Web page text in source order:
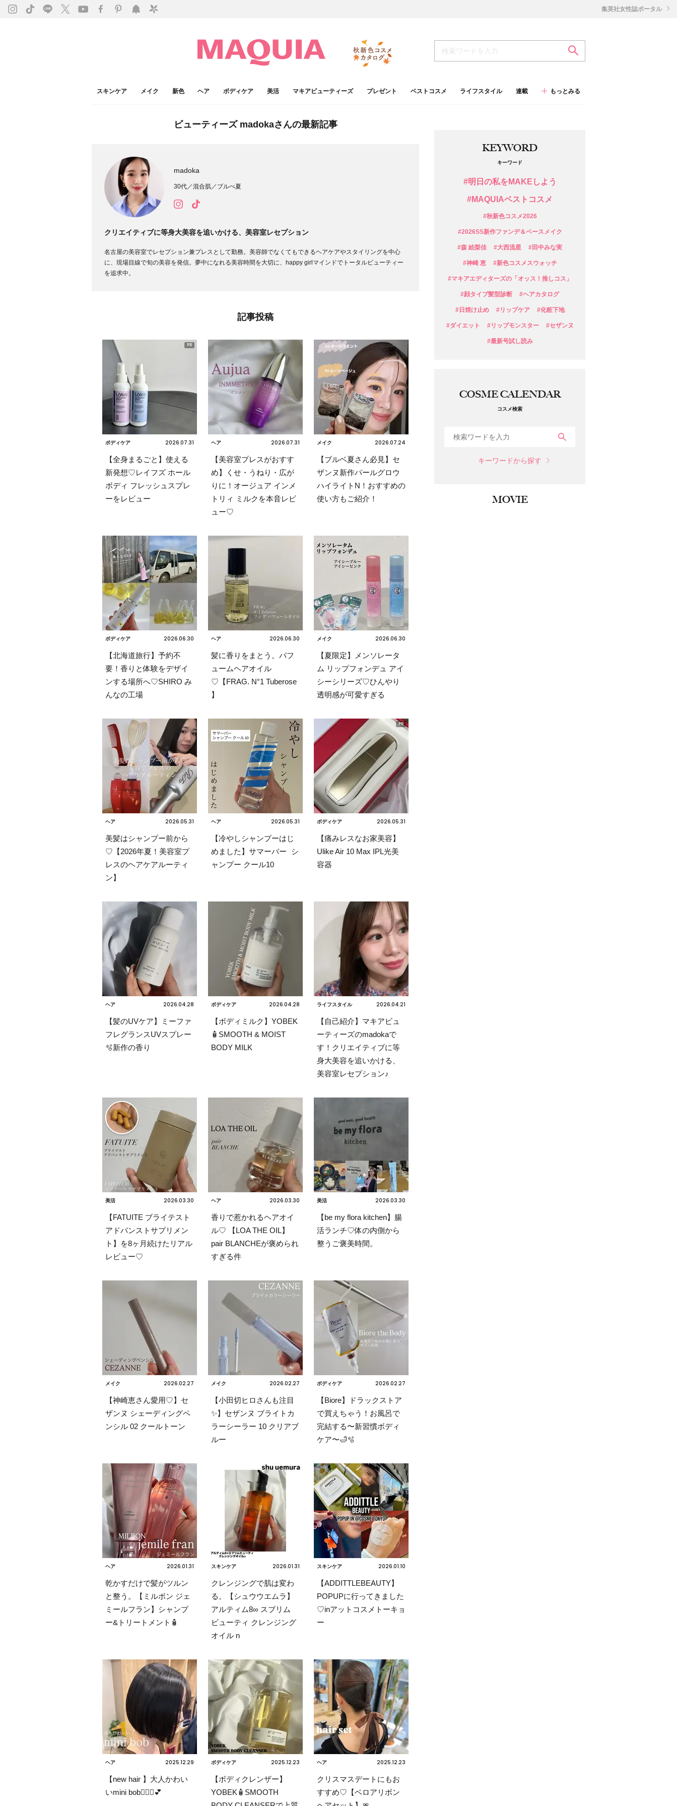
スキンケア メイク 新色 ヘア ボディケア 美活 マキアビューティーズ プレゼント ベストコスメ ライフスタイル 連載 もっとみる
集英社女性誌ポータル
ビューティーズmadokaさんの最新記事
madoka
30代／混合肌／ブルべ夏
クリエイティブに等身大美容を追いかける、美容室レセプション
名古屋の美容室でレセプション兼プレスとして勤務。美容師でなくてもできるヘアケアやスタイリングを中心
に、現場目線で旬の美容を発信。夢中になれる美容時間を大切に、happy girlマインドでトータルビューティー
を追求中。
記事投稿
ボディケア 2026.07.31
【全身まるごと】使える
新発想♡レイフズ ホール
ボディ フレッシュスプレ
ーをレビュー
ヘア 2026.07.31
【美容室プレスがおすす
め】くせ・うねり・広が
りに！オージュア インメ
トリィ ミルクを本音レビ
ュー♡
メイク 2026.07.24
【ブルベ夏さん必見】セ
ザンヌ新作パールグロウ
ハイライトN！おすすめの
使い方もご紹介！
ボディケア 2026.06.30
【北海道旅行】予約不
要！香りと体験をデザイ
ンする場所へ♡SHIRO み
んなの工場
ヘア 2026.06.30
髪に香りをまとう。パフ
ュームヘアオイル
♡【FRAG. N°1 Tuberose
】
メイク 2026.06.30
【夏限定】メンソレータ
ム リップフォンデュ アイ
シーシリーズ♡ひんやり
透明感が可愛すぎる
ヘア 2026.05.31
美髪はシャンプー前から
♡【2026年夏！美容室プ
レスのヘアケアルーティ
ン】
ヘア 2026.05.31
【冷やしシャンプーはじ
めました】サマーバー シ
ャンプー クール10
ボディケア 2026.05.31
【痛みレスなお家美容】
Ulike Air 10 Max IPL光美
容器
ヘア 2026.04.28
【髪のUVケア】ミーファ
フレグランスUVスプレー
🫧新作の香り
ボディケア 2026.04.28
【ボディミルク】YOBEK
🧴SMOOTH & MOIST
BODY MILK
ライフスタイル 2026.04.21
【自己紹介】マキアビュ
ーティーズのmadokaで
す！クリエイティブに等
身大美容を追いかける、
美容室レセプション♪
美活 2026.03.30
【FATUITE ブライテスト
アドバンストサプリメン
ト】を8ヶ月続けたリアル
レビュー♡
ヘア 2026.03.30
香りで惹かれるヘアオイ
ル♡ 【LOA THE OIL】
pair BLANCHEが褒められ
すぎる件
美活 2026.03.30
【be my flora kitchen】腸
活ランチ♡体の内側から
整うご褒美時間。
メイク 2026.02.27
【神崎恵さん愛用♡】セ
ザンヌ シェーディングペ
ンシル 02 クールトーン
メイク 2026.02.27
【小田切ヒロさんも注目
✨】セザンヌ ブライトカ
ラーシーラー 10 クリアブ
ルー
ボディケア 2026.02.27
【Biore】ドラックストア
で買えちゃう！お風呂で
完結する〜新習慣ボディ
ケア〜🛁🫧
ヘア 2026.01.31
乾かすだけで髪がツルン
と整う。【ミルボン ジェ
ミールフラン】シャンプ
ー&トリートメント🧴
スキンケア 2026.01.31
クレンジングで肌は変わ
る。【シュウウエムラ】
アルティム8∞ スブリム
ビューティ クレンジング
オイル n
スキンケア 2026.01.10
【ADDITTLEBEAUTY】
POPUPに行ってきました
♡inアットコスメトーキョ
ー
ヘア 2025.12.29
【new hair 】大人かわい
いmini bob💇🏼‍♀️💕
ボディケア 2025.12.23
【ボディクレンザー】
YOBEK🧴SMOOTH
ヘア 2025.12.23
クリスマスデートにもお
すすめ♡【ベロアリボン
KEYWORD
キーワード
#明日の私をMAKEしよう
#MAQUIAベストコスメ
#秋新色コスメ2026
#2026SS新作ファンデ＆ベースメイク
#森 絵梨佳 #大西流星 #田中みな実
#神崎 恵 #新色コスメスウォッチ
#マキアエディターズの「オッス！推しコス」
#顔タイプ髪型診断 #ヘアカタログ
#日焼け止め #リップケア #化粧下地
#ダイエット #リップモンスター #セザンヌ
#最新号試し読み
COSME CALENDAR
コスメ検索
キーワードから探す
MOVIE